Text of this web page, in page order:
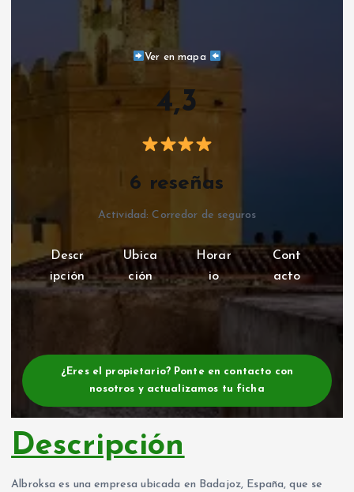
Ver en mapa
4,3
6 reseñas
Actividad: Corredor de seguros
Descr
ipción
Ubica
ción
Horar
io
Cont
acto
¿Eres el propietario? Ponte en contacto con
nosotros y actualizamos tu ficha
Descripción
Albroksa es una empresa ubicada en Badajoz, España, que se